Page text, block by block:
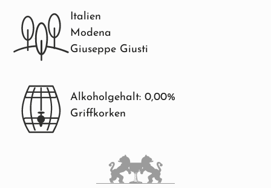
Italien
Modena
Giuseppe Giusti
Alkoholgehalt: 0,00%
Griffkorken